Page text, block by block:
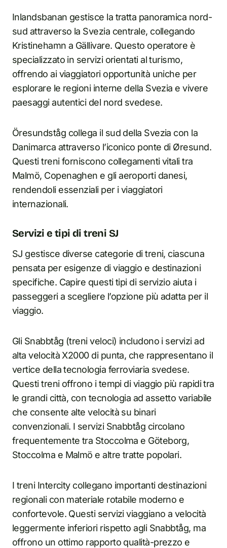
Inlandsbanan gestisce la tratta panoramica nord-
sud attraverso la Svezia centrale, collegando
Kristinehamn a Gällivare. Questo operatore è
specializzato in servizi orientati al turismo,
offrendo ai viaggiatori opportunità uniche per
esplorare le regioni interne della Svezia e vivere
paesaggi autentici del nord svedese.
Öresundståg collega il sud della Svezia con la
Danimarca attraverso l’iconico ponte di Øresund.
Questi treni forniscono collegamenti vitali tra
Malmö, Copenaghen e gli aeroporti danesi,
rendendoli essenziali per i viaggiatori
internazionali.
Servizi e tipi di treni SJ
SJ gestisce diverse categorie di treni, ciascuna
pensata per esigenze di viaggio e destinazioni
specifiche. Capire questi tipi di servizio aiuta i
passeggeri a scegliere l’opzione più adatta per il
viaggio.
Gli Snabbtåg (treni veloci) includono i servizi ad
alta velocità X2000 di punta, che rappresentano il
vertice della tecnologia ferroviaria svedese.
Questi treni offrono i tempi di viaggio più rapidi tra
le grandi città, con tecnologia ad assetto variabile
che consente alte velocità su binari
convenzionali. I servizi Snabbtåg circolano
frequentemente tra Stoccolma e Göteborg,
Stoccolma e Malmö e altre tratte popolari.
I treni Intercity collegano importanti destinazioni
regionali con materiale rotabile moderno e
confortevole. Questi servizi viaggiano a velocità
leggermente inferiori rispetto agli Snabbtåg, ma
offrono un ottimo rapporto qualità-prezzo e